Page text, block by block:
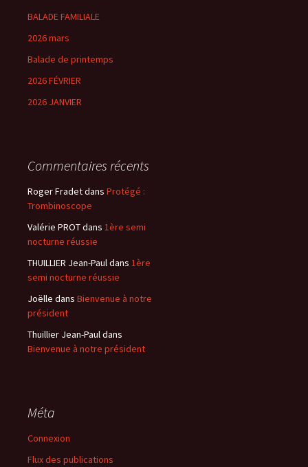
BALADE FAMILIALE
2026 mars
Balade de printemps
2026 FÉVRIER
2026 JANVIER
Commentaires récents
Roger Fradetdans Protégé :
Trombinoscope
Valérie PROTdans 1ère semi
nocturne réussie
THUILLIER Jean-Paul dans 1ère
semi nocturne réussie
Joëlle dans Bienvenue à notre
président
Thuillier Jean-Paul dans
Bienvenue à notre président
Méta
Connexion
Flux des publications